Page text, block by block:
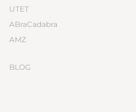
UTET
ABraCadabra
AMZ
BLOG